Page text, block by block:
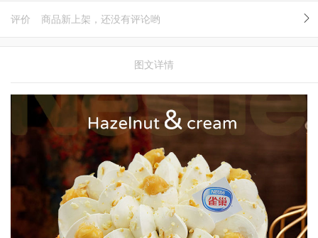
评价 商品新上架，还没有评论哟
图文详情